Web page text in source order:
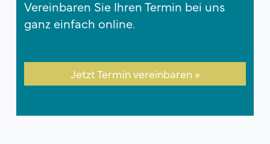
Vereinbaren Sie Ihren Termin bei uns
ganz einfach online.
Jetzt Termin vereinbaren »